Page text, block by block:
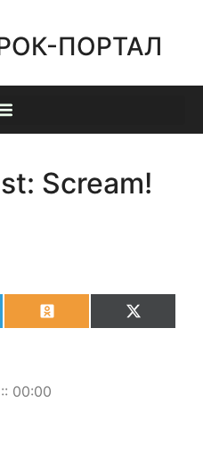
ПОРТАЛ
Scream!
OdnoklassnikiX
(Twitter)
00:00